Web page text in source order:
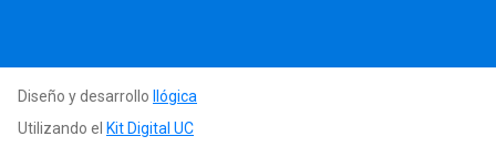
Diseño y desarrollo
Ilógica
Utilizando el Kit Digital UC